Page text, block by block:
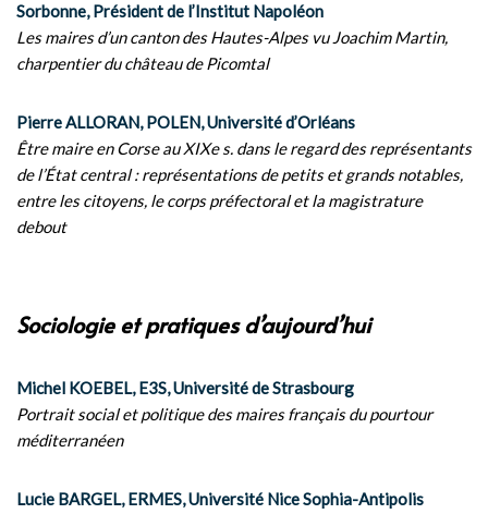
Sorbonne, Président de l’Institut Napoléon
Les maires d’un canton des Hautes-Alpes vu Joachim Martin,
charpentier du château de Picomtal
Pierre ALLORAN, POLEN, Université d’Orléans
Être maire en Corse au XIXe s. dans le regard des représentants
de l’État central : représentations de petits et grands notables,
entre les citoyens, le corps préfectoral et la magistrature
debout
Sociologie et pratiques d’aujourd’hui
Michel KOEBEL, E3S, Université de Strasbourg
Portrait social et politique des maires français du pourtour
méditerranéen
Lucie BARGEL, ERMES, Université Nice Sophia-Antipolis